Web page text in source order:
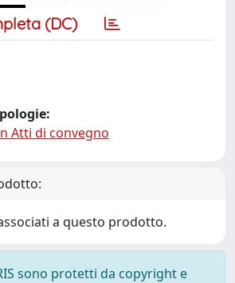
(DC)
Atti di convegno
a questo prodotto.
sono protetti da copyright e